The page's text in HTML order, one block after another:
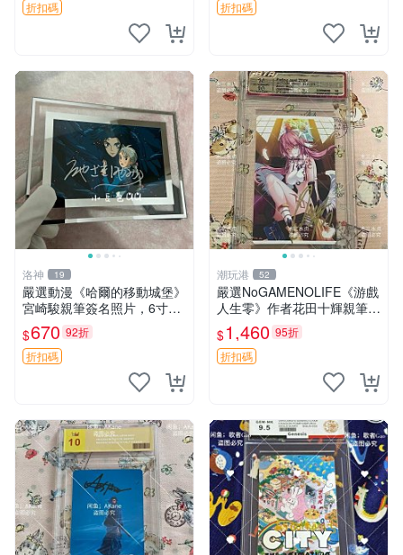
折扣碼
折扣碼
洛神 19
嚴選動漫《哈爾的移動城堡》
宮崎駿親筆簽名照片，6寸含
框珍藏版 哈爾的移動城堡 簽
名照 公仔周邊
$670 92折
折扣碼
潮玩港 52
嚴選NoGAMENOLIFE《游戲
人生零》作者花田十輝親筆簽
名照片，3英寸真品收藏。簽
名經典角色周邊推薦收藏。
游戲人生零 花田十輝 簽名照
$1,460 95折
折扣碼